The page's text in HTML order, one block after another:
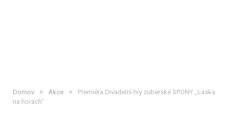
Domov » Akce »
Premiéra Divadelní hry zuberské SPONY ,,Láska
na horách“